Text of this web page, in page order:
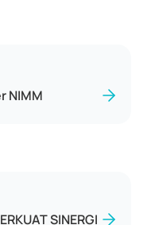
NIMM
SINERGI